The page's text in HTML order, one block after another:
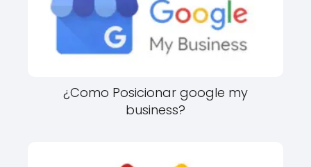
¿Como Posicionar google my
business?